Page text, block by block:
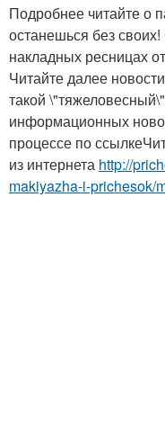
Подробнее читайте о
останешься без
накладных ресницах
Читайте далее
такой
информационных
процессе по
из интернета http://
makiyazha-i-prichesok/